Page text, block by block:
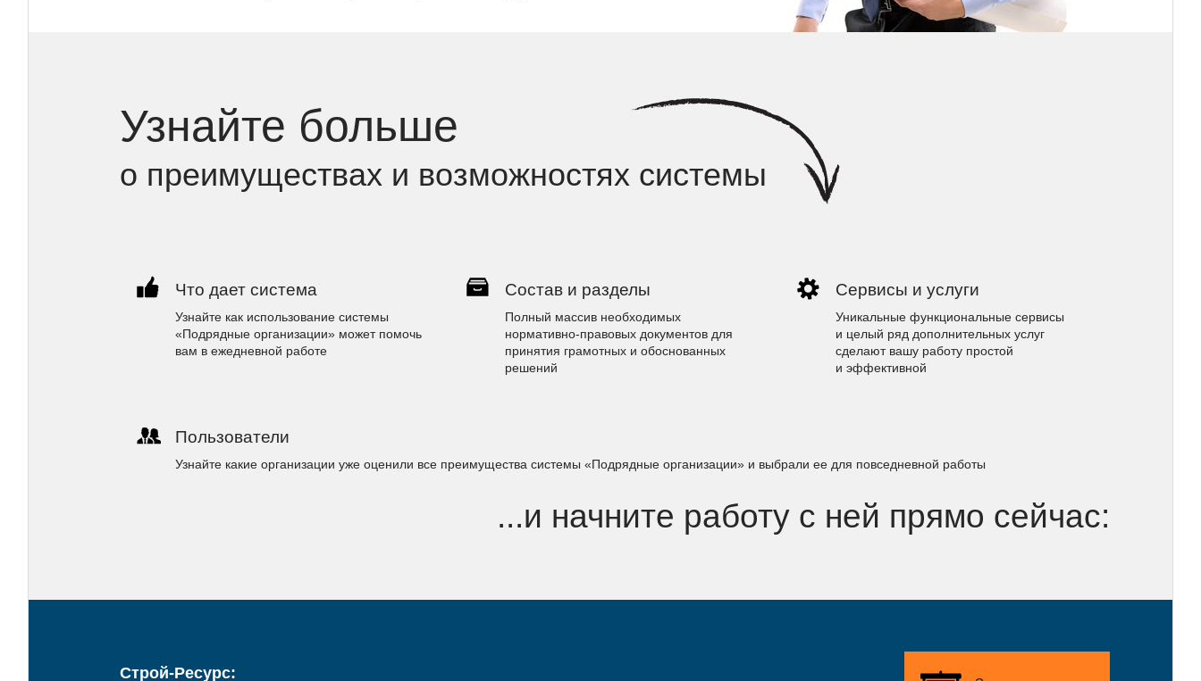
Узнайте больше
о преимуществах и возможностях системы
Что дает система
Узнайте как использование системы
«Подрядные организации» может помочь
вам в ежедневной работе
Состав и разделы
Полный массив необходимых
нормативно-правовых документов для
принятия грамотных и обоснованных
решений
Сервисы и услуги
Уникальные функциональные сервисы
и целый ряд дополнительных услуг
сделают вашу работу простой
и эффективной
Пользователи
Узнайте какие организации уже оценили все преимущества системы «Подрядные организации» и выбрали ее для повседневной работы
...и начните работу с ней прямо сейчас:
Строй-Ресурс: